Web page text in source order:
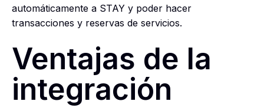
automáticamente a STAY y poder hacer
transacciones y reservas de servicios.
Ventajas de la
integración